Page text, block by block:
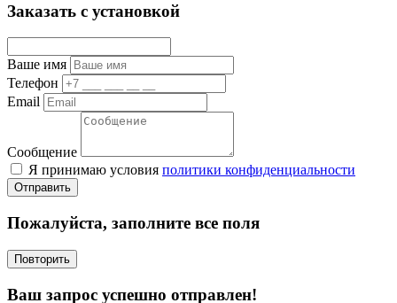
Заказать с установкой
Ваше имя
Телефон
Email
Сообщение
Я принимаю условия политики конфиденциальности
Отправить
Пожалуйста, заполните все поля
Повторить
Ваш запрос успешно отправлен!